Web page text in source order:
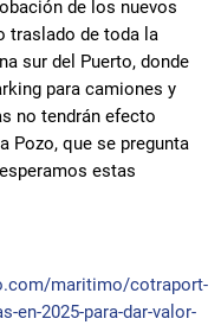
de los nuevos
traslado de toda la
sur del Puerto, donde
para camiones y
no tendrán efecto
Pozo, que se pregunta
estas
maritimo/cotraport-
en-2025-para-dar-valor-